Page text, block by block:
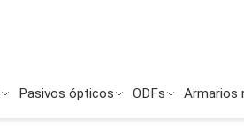
Pasivos ópticos ODFs Armarios